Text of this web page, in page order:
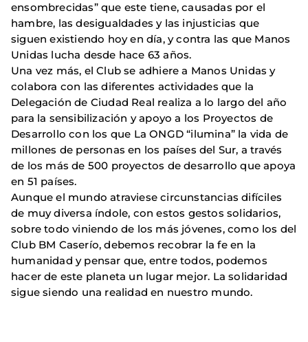
ensombrecidas” que este tiene, causadas por el
hambre, las desigualdades y las injusticias que
siguen existiendo hoy en día, y contra las que Manos
Unidas lucha desde hace 63 años.
Una vez más, el Club se adhiere a Manos Unidas y
colabora con las diferentes actividades que la
Delegación de Ciudad Real realiza a lo largo del año
para la sensibilización y apoyo a los Proyectos de
Desarrollo con los que La ONGD “ilumina” la vida de
millones de personas en los países del Sur, a través
de los más de 500 proyectos de desarrollo que apoya
en 51 países.
Aunque el mundo atraviese circunstancias difíciles
de muy diversa índole, con estos gestos solidarios,
sobre todo viniendo de los más jóvenes, como los del
Club BM Caserío, debemos recobrar la fe en la
humanidad y pensar que, entre todos, podemos
hacer de este planeta un lugar mejor. La solidaridad
sigue siendo una realidad en nuestro mundo.